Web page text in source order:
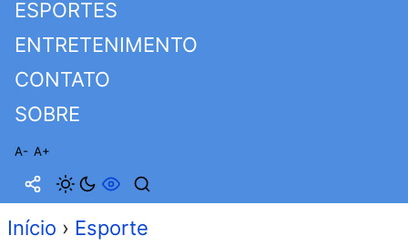
ESPORTES
ENTRETENIMENTO
CONTATO
SOBRE
A- A+
Início › Esporte